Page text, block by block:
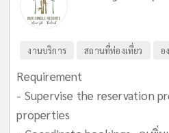
งานบริการ สถานที่ท่องเที่ยว อ
Requirement
- Supervise the reservation
properties